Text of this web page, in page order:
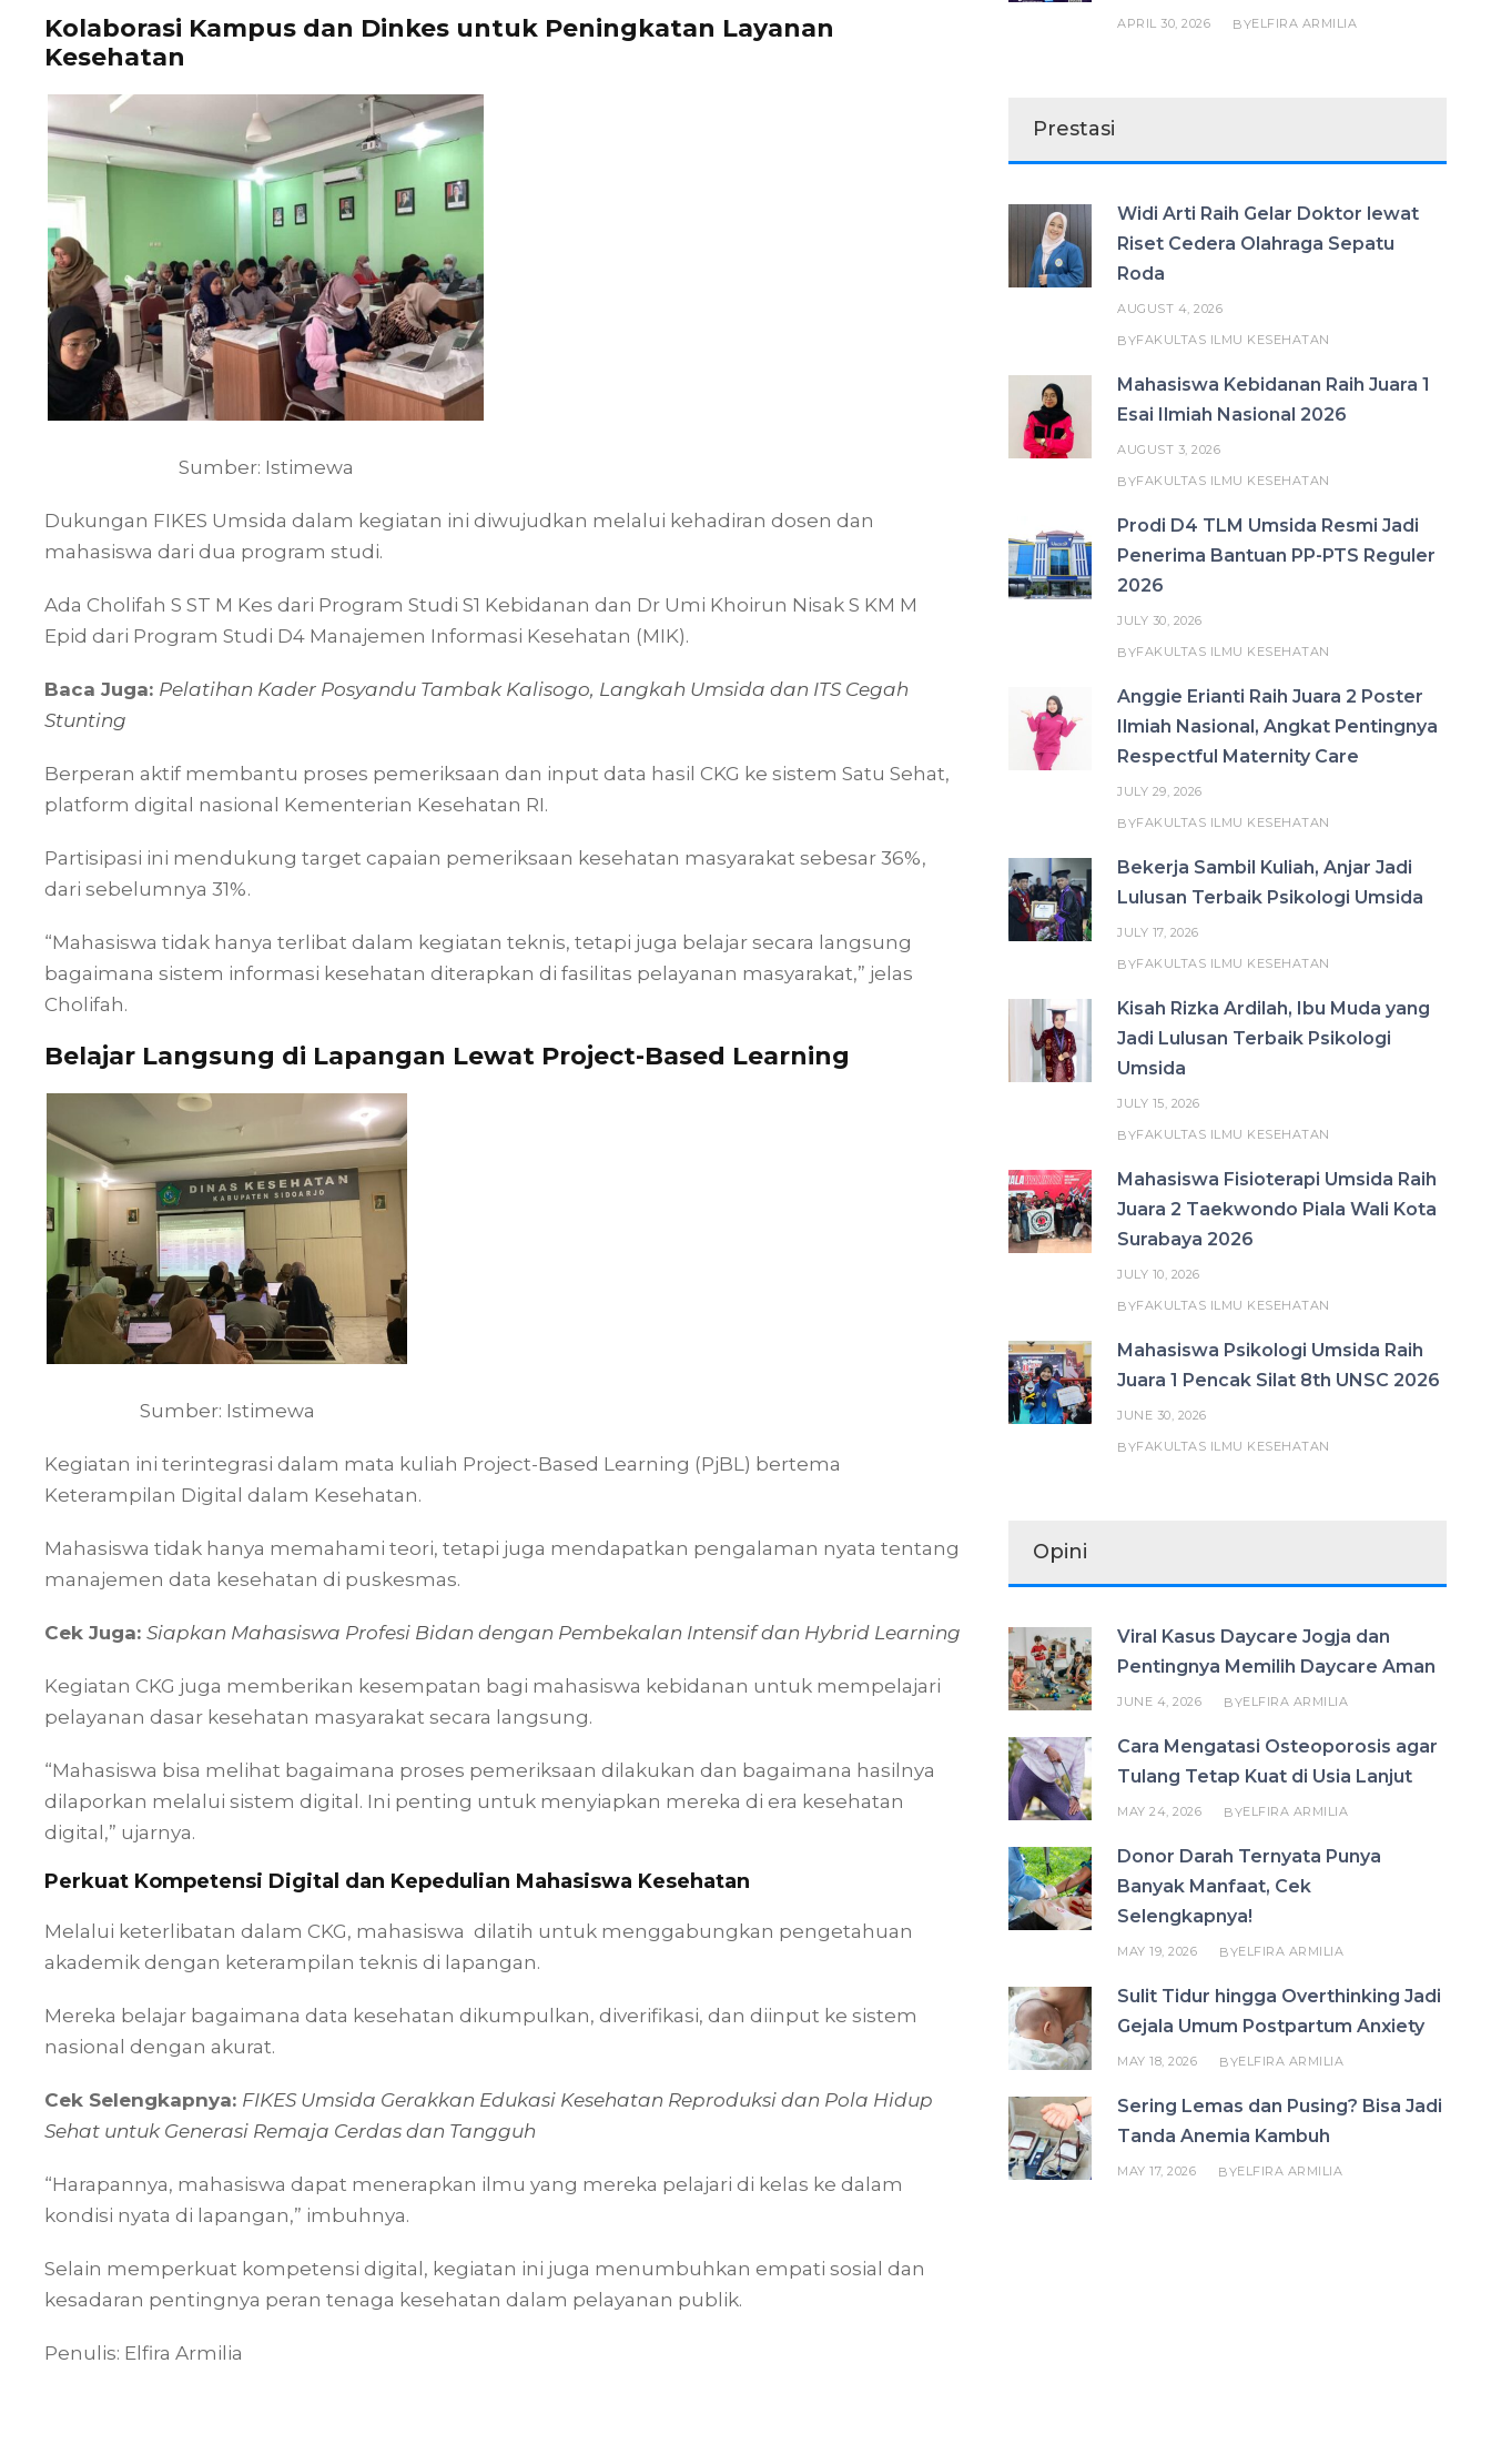
Kolaborasi Kampus dan Dinkes untuk Peningkatan Layanan
Kesehatan
Sumber: Istimewa
Dukungan FIKES Umsida dalam kegiatan ini diwujudkan melalui kehadiran dosen dan
mahasiswa dari dua program studi.
Ada Cholifah S ST M Kes dari Program Studi S1 Kebidanan dan Dr Umi Khoirun Nisak S KM M
Epid dari Program Studi D4 Manajemen Informasi Kesehatan (MIK).
Baca Juga: Pelatihan Kader Posyandu Tambak Kalisogo, Langkah Umsida dan ITS Cegah
Stunting
Berperan aktif membantu proses pemeriksaan dan input data hasil CKG ke sistem Satu Sehat,
platform digital nasional Kementerian Kesehatan RI.
Partisipasi ini mendukung target capaian pemeriksaan kesehatan masyarakat sebesar 36%,
dari sebelumnya 31%.
“Mahasiswa tidak hanya terlibat dalam kegiatan teknis, tetapi juga belajar secara langsung
bagaimana sistem informasi kesehatan diterapkan di fasilitas pelayanan masyarakat,” jelas
Cholifah.
Belajar Langsung di Lapangan Lewat Project-Based Learning
Sumber: Istimewa
Kegiatan ini terintegrasi dalam mata kuliah Project-Based Learning (PjBL) bertema
Keterampilan Digital dalam Kesehatan.
Mahasiswa tidak hanya memahami teori, tetapi juga mendapatkan pengalaman nyata tentang
manajemen data kesehatan di puskesmas.
Cek Juga: Siapkan Mahasiswa Profesi Bidan dengan Pembekalan Intensif dan Hybrid Learning
Kegiatan CKG juga memberikan kesempatan bagi mahasiswa kebidanan untuk mempelajari
pelayanan dasar kesehatan masyarakat secara langsung.
“Mahasiswa bisa melihat bagaimana proses pemeriksaan dilakukan dan bagaimana hasilnya
dilaporkan melalui sistem digital. Ini penting untuk menyiapkan mereka di era kesehatan
digital,” ujarnya.
Perkuat Kompetensi Digital dan Kepedulian Mahasiswa Kesehatan
Melalui keterlibatan dalam CKG, mahasiswa dilatih untuk menggabungkan pengetahuan
akademik dengan keterampilan teknis di lapangan.
Mereka belajar bagaimana data kesehatan dikumpulkan, diverifikasi, dan diinput ke sistem
nasional dengan akurat.
Cek Selengkapnya: FIKES Umsida Gerakkan Edukasi Kesehatan Reproduksi dan Pola Hidup
Sehat untuk Generasi Remaja Cerdas dan Tangguh
“Harapannya, mahasiswa dapat menerapkan ilmu yang mereka pelajari di kelas ke dalam
kondisi nyata di lapangan,” imbuhnya.
Selain memperkuat kompetensi digital, kegiatan ini juga menumbuhkan empati sosial dan
kesadaran pentingnya peran tenaga kesehatan dalam pelayanan publik.
Penulis: Elfira Armilia
APRIL 30, 2026 BYELFIRA ARMILIA
Prestasi
Widi Arti Raih Gelar Doktor lewat
Riset Cedera Olahraga Sepatu
Roda
AUGUST 4, 2026
BYFAKULTAS ILMU KESEHATAN
Mahasiswa Kebidanan Raih Juara 1
Esai Ilmiah Nasional 2026
AUGUST 3, 2026
BYFAKULTAS ILMU KESEHATAN
Prodi D4 TLM Umsida Resmi Jadi
Penerima Bantuan PP-PTS Reguler
2026
JULY 30, 2026
BYFAKULTAS ILMU KESEHATAN
Anggie Erianti Raih Juara 2 Poster
Ilmiah Nasional, Angkat Pentingnya
Respectful Maternity Care
JULY 29, 2026
BYFAKULTAS ILMU KESEHATAN
Bekerja Sambil Kuliah, Anjar Jadi
Lulusan Terbaik Psikologi Umsida
JULY 17, 2026
BYFAKULTAS ILMU KESEHATAN
Kisah Rizka Ardilah, Ibu Muda yang
Jadi Lulusan Terbaik Psikologi
Umsida
JULY 15, 2026
BYFAKULTAS ILMU KESEHATAN
Mahasiswa Fisioterapi Umsida Raih
Juara 2 Taekwondo Piala Wali Kota
Surabaya 2026
JULY 10, 2026
BYFAKULTAS ILMU KESEHATAN
Mahasiswa Psikologi Umsida Raih
Juara 1 Pencak Silat 8th UNSC 2026
JUNE 30, 2026
BYFAKULTAS ILMU KESEHATAN
Opini
Viral Kasus Daycare Jogja dan
Pentingnya Memilih Daycare Aman
JUNE 4, 2026 BYELFIRA ARMILIA
Cara Mengatasi Osteoporosis agar
Tulang Tetap Kuat di Usia Lanjut
MAY 24, 2026 BYELFIRA ARMILIA
Donor Darah Ternyata Punya
Banyak Manfaat, Cek
Selengkapnya!
MAY 19, 2026 BYELFIRA ARMILIA
Sulit Tidur hingga Overthinking Jadi
Gejala Umum Postpartum Anxiety
MAY 18, 2026 BYELFIRA ARMILIA
Sering Lemas dan Pusing? Bisa Jadi
Tanda Anemia Kambuh
MAY 17, 2026 BYELFIRA ARMILIA